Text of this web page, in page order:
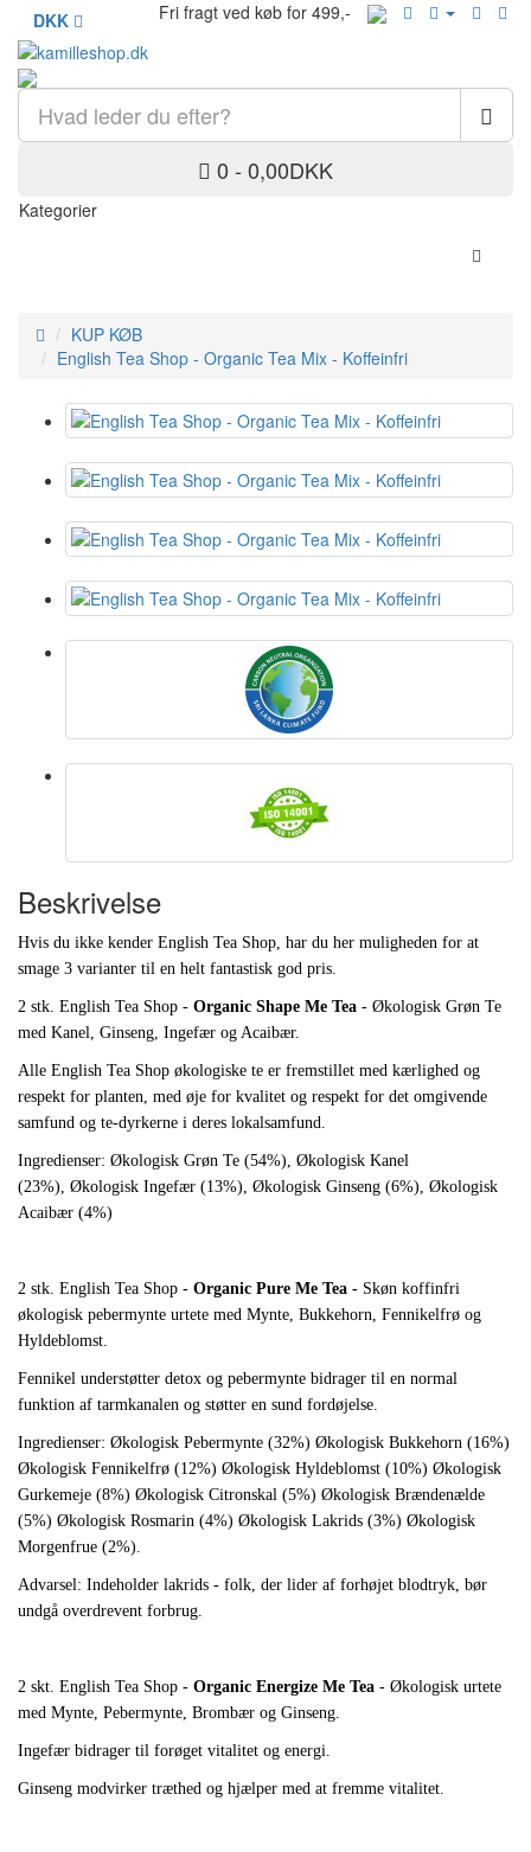
DKK Fri fragt ved køb for 499,-
0 - 0,00DKK
Kategorier
KUP KØB
English Tea Shop - Organic Tea Mix - Koffeinfri
Beskrivelse
Hvis du ikke kender English Tea Shop, har du her muligheden for at
smage 3 varianter til en helt fantastisk god pris.
2 stk. English Tea Shop - Organic Shape Me Tea - Økologisk Grøn Te
med Kanel, Ginseng, Ingefær og Acaibær.
Alle English Tea Shop økologiske te er fremstillet med kærlighed og
respekt for planten, med øje for kvalitet og respekt for det omgivende
samfund og te-dyrkerne i deres lokalsamfund.
Ingredienser: Økologisk Grøn Te (54%), Økologisk Kanel
(23%), Økologisk Ingefær (13%), Økologisk Ginseng (6%), Økologisk
Acaibær (4%)
2 stk. English Tea Shop - Organic Pure Me Tea - Skøn koffinfri
økologisk pebermynte urtete med Mynte, Bukkehorn, Fennikelfrø og
Hyldeblomst.
Fennikel understøtter detox og pebermynte bidrager til en normal
funktion af tarmkanalen og støtter en sund fordøjelse.
Ingredienser: Økologisk Pebermynte (32%) Økologisk Bukkehorn (16%)
Økologisk Fennikelfrø (12%) Økologisk Hyldeblomst (10%) Økologisk
Gurkemeje (8%) Økologisk Citronskal (5%) Økologisk Brændenælde
(5%) Økologisk Rosmarin (4%) Økologisk Lakrids (3%) Økologisk
Morgenfrue (2%).
Advarsel: Indeholder lakrids - folk, der lider af forhøjet blodtryk, bør
undgå overdrevent forbrug.
2 skt. English Tea Shop - Organic Energize Me Tea - Økologisk urtete
med Mynte, Pebermynte, Brombær og Ginseng.
Ingefær bidrager til forøget vitalitet og energi.
Ginseng modvirker træthed og hjælper med at fremme vitalitet.